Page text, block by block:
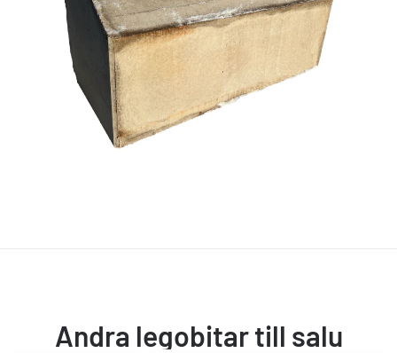
Andra legobitar till salu